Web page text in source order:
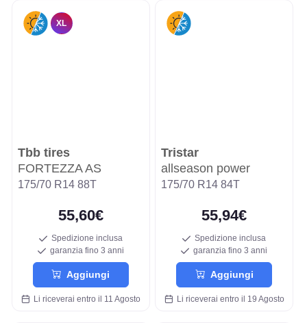
XL
Tbb tires
FORTEZZA AS
175/70 R14 88T
55,60€
Spedizione inclusa
garanzia fino 3 anni
Aggiungi
Li riceverai entro il 11 Agosto
Tristar
allseason power
175/70 R14 84T
55,94€
Spedizione inclusa
garanzia fino 3 anni
Aggiungi
Li riceverai entro il 19 Agosto